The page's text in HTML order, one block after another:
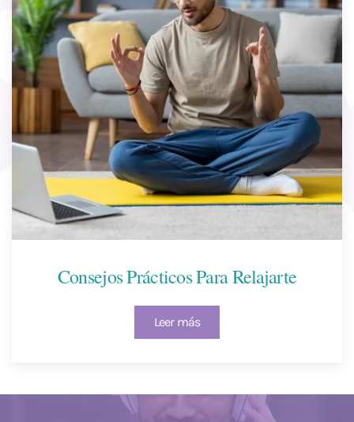
Consejos Prácticos Para Relajarte
Leer más